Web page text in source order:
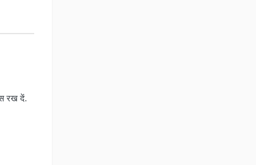
रख दें.